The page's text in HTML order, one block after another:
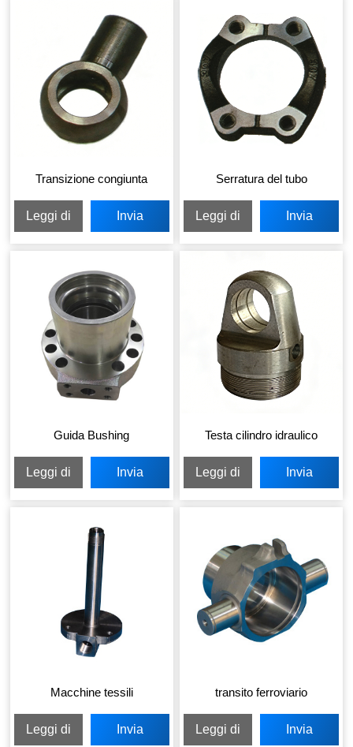
Transizione congiunta
Leggi di
più
Invia
richiesta
Serratura del tubo
Leggi di
più
Invia
richiesta
Guida Bushing
Leggi di
più
Invia
richiesta
Testa cilindro idraulico
Leggi di
più
Invia
richiesta
Macchine tessili
Leggi di Invia
transito ferroviario
Leggi di Invia